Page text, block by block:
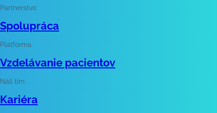
Partnerstvo
Spolupráca
Platforma
Vzdelávanie pacientov
Náš tím
Kariéra